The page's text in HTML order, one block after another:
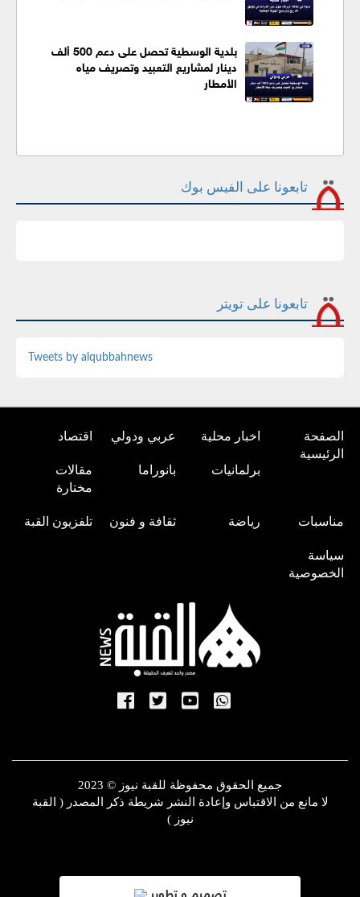
بلدية الوسطية تحصل على دعم 500 ألف
دينار لمشاريع التعبيد وتصريف مياه
الأمطار
تابعونا على الفيس بوك
تابعونا على تويتر
Tweets by alqubbahnews
الصفحة
الرئيسية
اخبار محلية عربي ودولي اقتصاد
برلمانيات بانوراما
مقالات
مختارة
مناسبات رياضة ثقافة و فنون تلفزيون القبة
سياسة
الخصوصية
جميع الحقوق محفوظة للقبة نيوز © 2023
لا مانع من الاقتباس وإعادة النشر شريطة ذكر المصدر ( القبة
نيوز )
تصميم و تطوير